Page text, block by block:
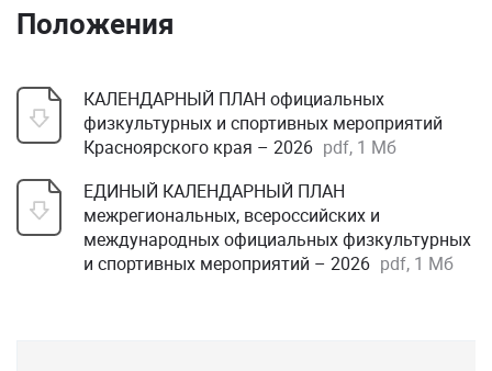
Положения
КАЛЕНДАРНЫЙ ПЛАН официальных
физкультурных и спортивных мероприятий
Красноярского края – 2026 pdf, 1 Мб
ЕДИНЫЙ КАЛЕНДАРНЫЙ ПЛАН
межрегиональных, всероссийских и
международных официальных физкультурных
и спортивных мероприятий – 2026 pdf, 1 Мб